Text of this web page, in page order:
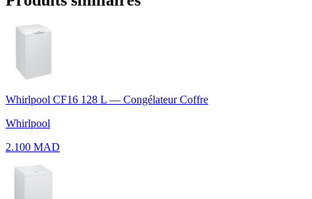
Whirlpool CF16 128 L — Congélateur Coffre
Whirlpool
2.100 MAD